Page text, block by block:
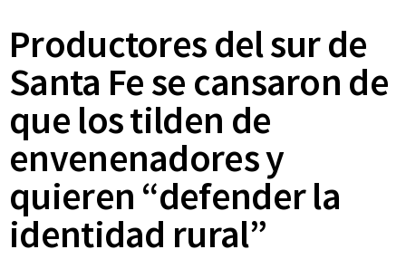
Productores del sur de
Santa Fe se cansaron de
que los tilden de
envenenadores y
quieren “defender la
identidad rural”